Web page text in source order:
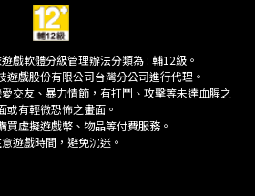
戲軟體分級管理辦法分類為 : 輔12級。
遊戲股份有限公司台灣分公司進行代理。
交友、暴力情節，有打鬥、攻擊等未達血腥之
或有輕微恐怖之畫面。
買虛擬遊戲幣、物品等付費服務。
遊戲時間，避免沉迷。